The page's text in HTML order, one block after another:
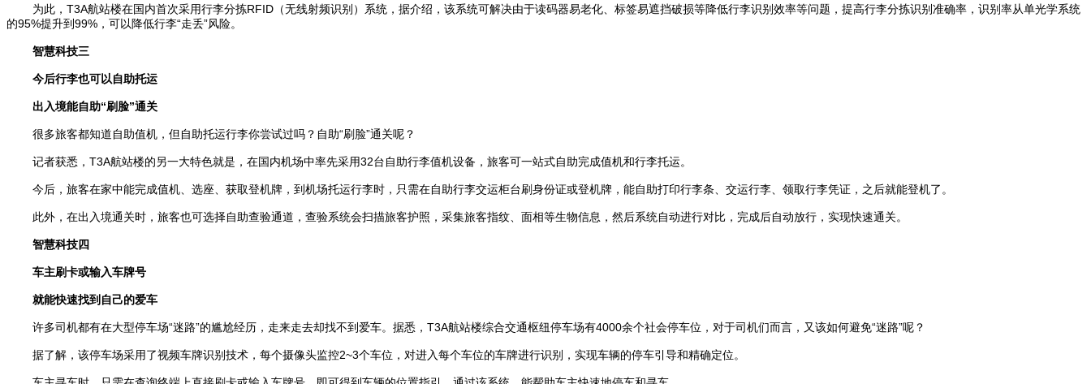
为此，T3A航站楼在国内首次采用行李分拣RFID（无线射频识别）系统，据介绍，该系统可解决由于读码器易老化、标签易遮挡破损等降低行李识别效率等问题，提高行李分拣识别准确率，识别率从单光学系统
的95%提升到99%，可以降低行李“走丢”风险。
智慧科技三
今后行李也可以自助托运
出入境能自助“刷脸”通关
很多旅客都知道自助值机，但自助托运行李你尝试过吗？自助“刷脸”通关呢？
记者获悉，T3A航站楼的另一大特色就是，在国内机场中率先采用32台自助行李值机设备，旅客可一站式自助完成值机和行李托运。
今后，旅客在家中能完成值机、选座、获取登机牌，到机场托运行李时，只需在自助行李交运柜台刷身份证或登机牌，能自助打印行李条、交运行李、领取行李凭证，之后就能登机了。
此外，在出入境通关时，旅客也可选择自助查验通道，查验系统会扫描旅客护照，采集旅客指纹、面相等生物信息，然后系统自动进行对比，完成后自动放行，实现快速通关。
智慧科技四
车主刷卡或输入车牌号
就能快速找到自己的爱车
许多司机都有在大型停车场“迷路”的尴尬经历，走来走去却找不到爱车。据悉，T3A航站楼综合交通枢纽停车场有4000余个社会停车位，对于司机们而言，又该如何避免“迷路”呢？
据了解，该停车场采用了视频车牌识别技术，每个摄像头监控2~3个车位，对进入每个车位的车牌进行识别，实现车辆的停车引导和精确定位。